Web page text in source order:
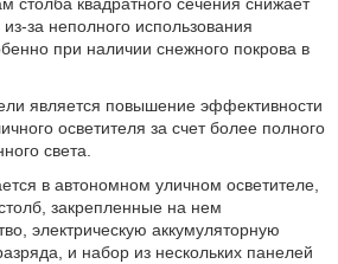
за неполного использования
при наличии снежного покрова в
является повышение эффективности
осветителя за счет более полного
света.
в автономном уличном осветителе,
закрепленные на нем
электрическую аккумуляторную
и набор из нескольких панелей